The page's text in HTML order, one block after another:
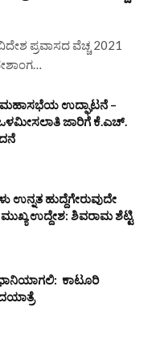
ಪ್ರವಾಸದ ವೆಚ್ಚ 2021
ಮಹಾಸಭೆಯ ಉದ್ಘಾಟನೆ –
ಒಳಮೀಸಲಾತಿ ಜಾರಿಗೆ ಕೆ.ಎಚ್.
ಉನ್ನತ ಹುದ್ದೆಗೇರುವುದೇ
ಉದ್ದೇಶ: ಶಿವರಾಮ ಶೆಟ್ಟಿ
ಕಾಟೂರಿ